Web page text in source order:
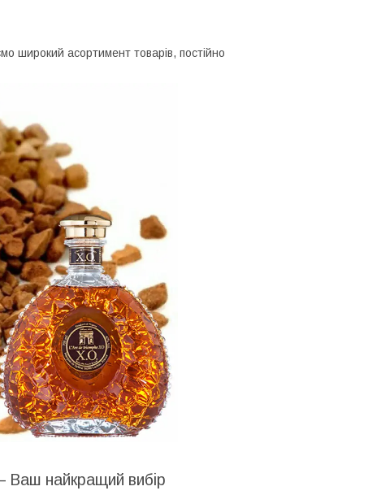
широкий асортимент товарів, постійно
Ваш найкращий вибір